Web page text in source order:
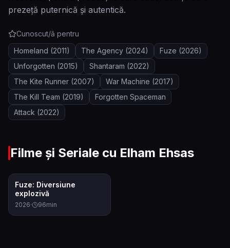
prezeță puternică și autentică.
Cunoscut/ă pentru
Homeland (2011) The Agency (2024) Fuze (2026)
Unforgotten (2015) Shantaram (2022)
The Kite Runner (2007) War Machine (2017)
The Kill Team (2019)
Forgotten Spaceman
Attack (2022)
Filme și Seriale cu Elham Ehsas
Fuze: Diversiune
explozivă
2026· 96min